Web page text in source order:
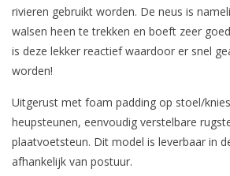
rivieren gebruikt worden. De neus is
walsen heen te trekken en boeft zeer
is deze lekker reactief waardoor er snel
worden!
Uitgerust met foam padding op stoel/
heupsteunen, eenvoudig verstelbare
plaatvoetsteun. Dit model is leverbaar in
afhankelijk van postuur.